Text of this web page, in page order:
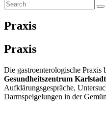
Praxis
Praxis
Die gastroenterologische Praxis
Gesundheitszentrum Karlstadt
Aufklärungsgespräche,
Darmspeigelungen in der